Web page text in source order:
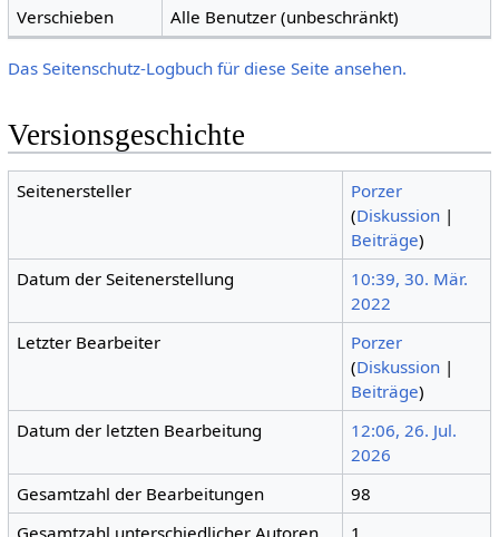
Verschieben
Alle Benutzer (unbeschränkt)
Das Seitenschutz-Logbuch für diese Seite ansehen.
Versionsgeschichte
Seitenersteller
Porzer
(Diskussion |
Beiträge)
Datum der Seitenerstellung
10:39, 30. Mär.
2022
Letzter Bearbeiter
Porzer
(Diskussion |
Beiträge)
Datum der letzten Bearbeitung
12:06, 26. Jul.
2026
Gesamtzahl der Bearbeitungen
98